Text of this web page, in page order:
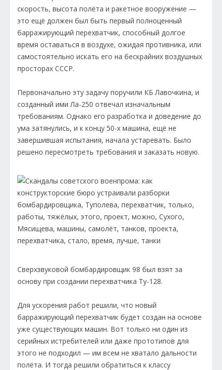
скорость, высота полёта и ракетное вооружение —
это ещё должен был быть первый полноценный
барражирующий перехватчик, способный долгое
время оставаться в воздухе, ожидая противника, или
самостоятельно искать его на бескрайних воздушных
просторах СССР.
Первоначально эту задачу поручили КБ Лавочкина, и
созданный ими Ла-250 отвечал изначальным
требованиям. Однако его разработка и доведение до
ума затянулись, и к концу 50-х машина, ещё не
завершившая испытания, начала устаревать. Было
решено пересмотреть требования и заказать новую.
Сверхзвуковой бомбардировщик 98 был взят за
основу при создании перехватчика Ту-128.
Для ускорения работ решили, что новый
барражирующий перехватчик будет создан на основе
уже существующих машин. Вот только ни один из
серийных истребителей или даже прототипов для
этого не подходил — им всем не хватало дальности
полёта. И тогда решили обратиться к классу